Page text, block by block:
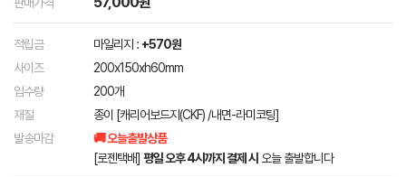
적립금 마일리지 : +570원
사이즈
200x150xh60mm
입수량
200개
재질
종이 [캐리어보드지(CKF) /내면-라미코팅]
발송마감
🚚 오늘출발상품
[로젠택배] 평일 오후 4시까지 결제 시 오늘 출발합니다